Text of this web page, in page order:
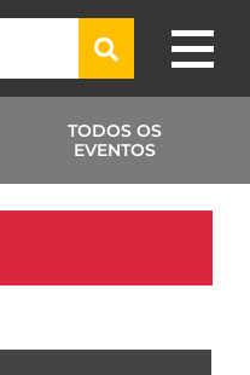
TODOS OS
EVENTOS